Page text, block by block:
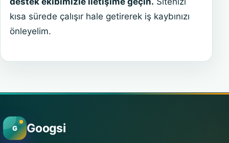
kısa sürede çalışır hale getirerek iş kaybınızı
önleyelim.
G Googsi